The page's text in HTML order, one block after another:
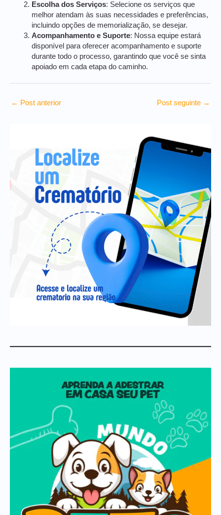
Escolha dos Serviços: Selecione os serviços que
melhor atendam às suas necessidades e preferências,
incluindo opções de memorialização, se desejar.
Acompanhamento e Suporte: Nossa equipe estará
disponível para oferecer acompanhamento e suporte
durante todo o processo, garantindo que você se sinta
apoiado em cada etapa do caminho.
← Post anterior Post seguinte →